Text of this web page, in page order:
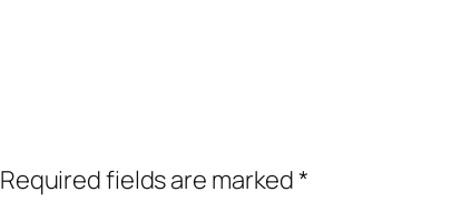
Required fields are marked*